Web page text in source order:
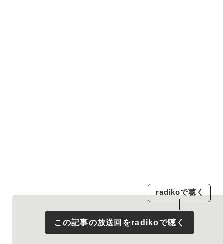
radikoで聴く
この記事の放送回をradikoで聴く